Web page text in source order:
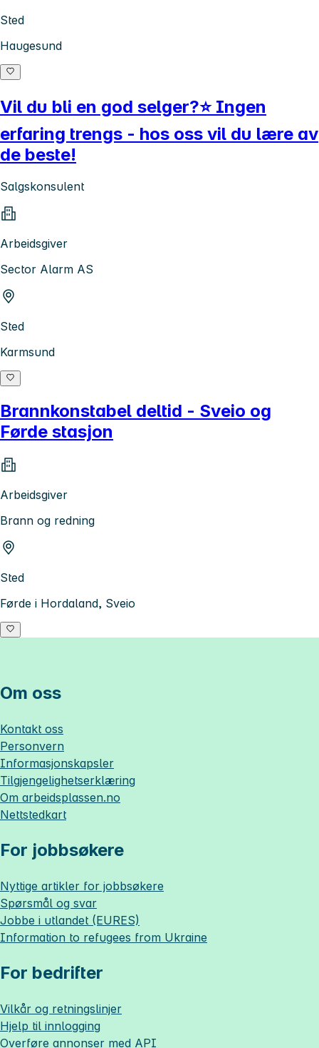
Sted
Haugesund
Vil du bli en god selger?⭐ Ingen
erfaring trengs - hos oss vil du lære av
de beste!
Salgskonsulent
Arbeidsgiver
Sector Alarm AS
Sted
Karmsund
Brannkonstabel deltid - Sveio og
Førde stasjon
Arbeidsgiver
Brann og redning
Sted
Førde i Hordaland, Sveio
Om oss
Kontakt oss
Personvern
Informasjonskapsler
Tilgjengelighetserklæring
Om arbeidsplassen.no
Nettstedkart
For jobbsøkere
Nyttige artikler for jobbsøkere
Spørsmål og svar
Jobbe i utlandet (EURES)
Information to refugees from Ukraine
For bedrifter
Vilkår og retningslinjer
Hjelp til innlogging
Overføre annonser med API